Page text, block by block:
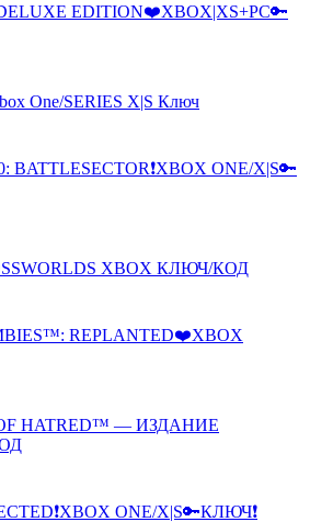
EDITION❤️XBOX|XS+PC🔑
One/SERIES X|S Ключ
BATTLESECTOR❗XBOX ONE/X|S🔑
XBOX КЛЮЧ/КОД
REPLANTED❤️XBOX
HATRED™ — ИЗДАНИЕ
ONE/X|S🔑КЛЮЧ❗